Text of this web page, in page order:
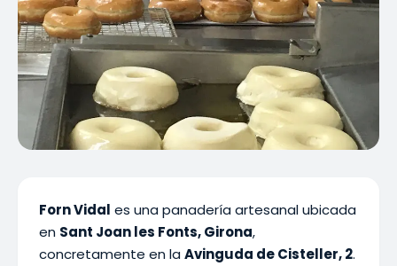
Forn Vidal es una panadería artesanal ubicada
en Sant Joan les Fonts, Girona,
concretamente en la Avinguda de Cisteller, 2.